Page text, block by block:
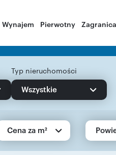
Wynajem Pierwotny Zagranica
Typ nieruchomości
Wszystkie
Cena za m²